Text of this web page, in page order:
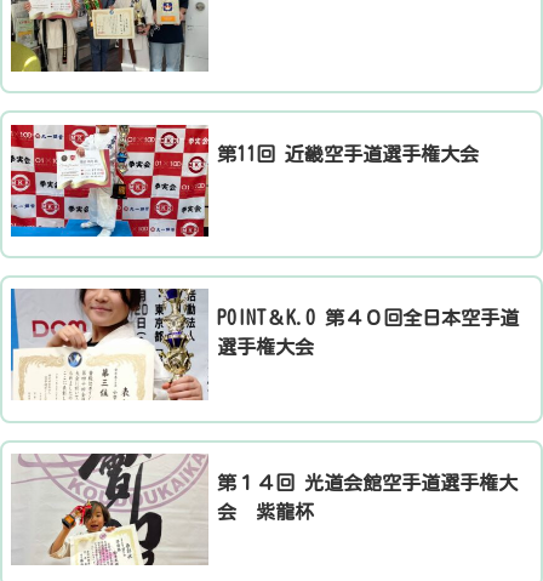
​第11回 近畿空手道選手権大会
​POINT＆K.O 第４０回全日本空手道
選手権大会
​第１４回 光道会館空手道選手権大
会 紫龍杯